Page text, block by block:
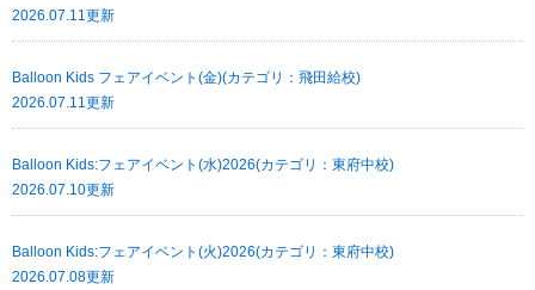
2026.07.11更新
Balloon Kids フェアイベント(金)(カテゴリ：飛田給校)
2026.07.11更新
Balloon Kids:フェアイベント(水)2026(カテゴリ：東府中校)
2026.07.10更新
Balloon Kids:フェアイベント(火)2026(カテゴリ：東府中校)
2026.07.08更新